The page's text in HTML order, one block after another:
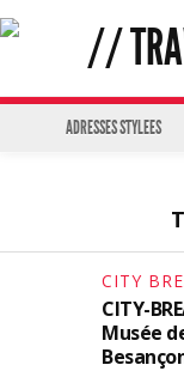
ADRESSES STYLEES
CITY
CITY-
Musée